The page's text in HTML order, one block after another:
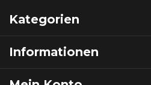
Kategorien
Informationen